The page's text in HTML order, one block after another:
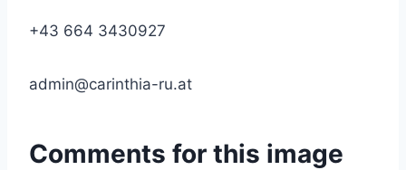
+43 664 3430927
admin@carinthia-ru.at
Comments for this image